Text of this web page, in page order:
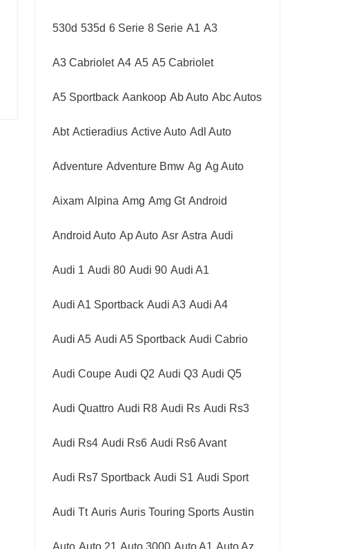
530d 535d 6 Serie 8 Serie A1 A3
A3 Cabriolet A4 A5 A5 Cabriolet
A5 Sportback Aankoop Ab Auto Abc Autos
Abt Actieradius Active Auto Adl Auto
Adventure Adventure Bmw Ag Ag Auto
Aixam Alpina Amg Amg Gt Android
Android Auto Ap Auto Asr Astra Audi
Audi 1 Audi 80 Audi 90 Audi A1
Audi A1 Sportback Audi A3 Audi A4
Audi A5 Audi A5 Sportback Audi Cabrio
Audi Coupe Audi Q2 Audi Q3 Audi Q5
Audi Quattro Audi R8 Audi Rs Audi Rs3
Audi Rs4 Audi Rs6 Audi Rs6 Avant
Audi Rs7 Sportback Audi S1 Audi Sport
Audi Tt Auris Auris Touring Sports Austin
Auto Auto 21 Auto 3000 Auto A1 Auto Az